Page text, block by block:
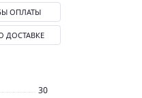
30
ОПЛАТЫ
ДОСТАВКЕ